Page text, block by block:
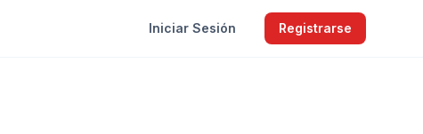
Iniciar Sesión Registrarse